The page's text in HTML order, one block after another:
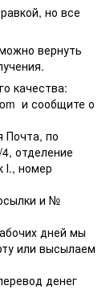
но все
вернуть
качества:
и сообщите о
Почта, по
отделение
номер
и №
дней мы
или высылаем
денег